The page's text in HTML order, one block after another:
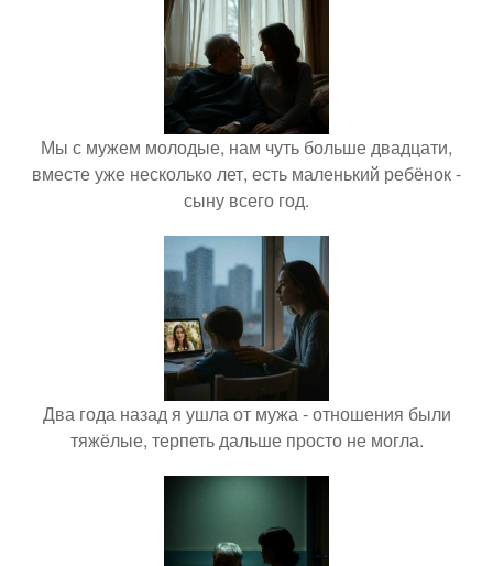
Мы с мужем молодые, нам чуть больше двадцати,
вместе уже несколько лет, есть маленький ребёнок -
сыну всего год.
Два года назад я ушла от мужа - отношения были
тяжёлые, терпеть дальше просто не могла.